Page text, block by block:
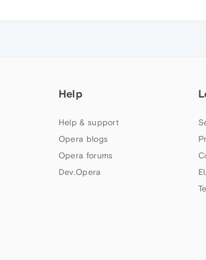
Help
Help & support
Opera blogs
Opera forums
Dev.Opera